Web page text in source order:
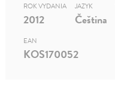
ROK VYDANIA
2012
JAZYK
Čeština
EAN
KOS170052